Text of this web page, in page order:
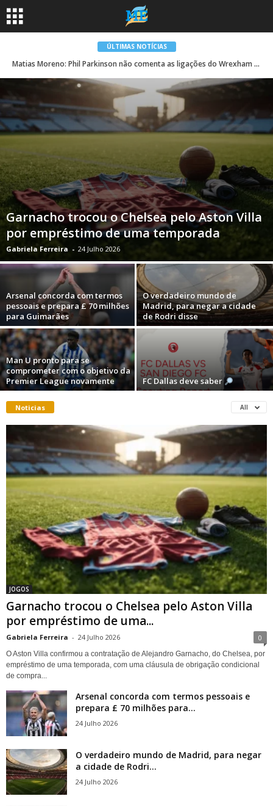
ÚLTIMAS NOTÍCIAS
Matias Moreno: Phil Parkinson não comenta as ligações do Wrexham com o zagueiro argentino da Fiorentina
Garnacho trocou o Chelsea pelo Aston Villa
por empréstimo de uma temporada
Gabriela Ferreira - 24 Julho 2026
Arsenal concorda com termos
pessoais e prepara £ 70 milhões
para Guimarães
O verdadeiro mundo de
Madrid, para negar a cidade
de Rodri disse
Man U pronto para se
comprometer com o objetivo da
Premier League novamente
FC Dallas deve saber
Noticias All
JOGOS
Garnacho trocou o Chelsea pelo Aston Villa
por empréstimo de uma...
Gabriela Ferreira - 24 Julho 2026 0
O Aston Villa confirmou a contratação de Alejandro Garnacho, do Chelsea, por
empréstimo de uma temporada, com uma cláusula de obrigação condicional
de compra...
Arsenal concorda com termos pessoais e
prepara £ 70 milhões para...
24 Julho 2026
O verdadeiro mundo de Madrid, para negar
a cidade de Rodri...
24 Julho 2026